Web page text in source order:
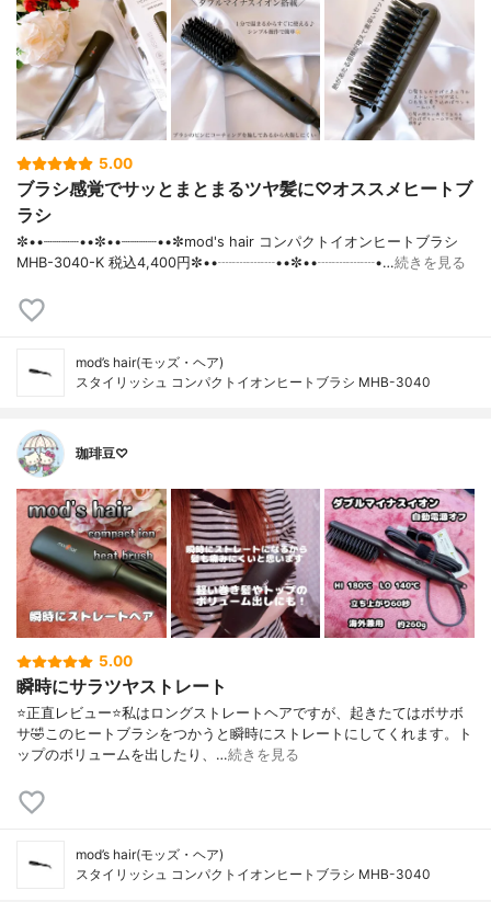
5.00
ブラシ感覚でサッとまとまるツヤ髪に♡オススメヒートブ
ラシ
✼••┈┈┈┈••✼••┈┈┈┈••✼mod's hair コンパクトイオンヒートブラシ
MHB-3040-K 税込4,400円✼••┈┈┈┈••✼••┈┈┈┈•…続きを見る
mod’s hair(モッズ・ヘア)
スタイリッシュ コンパクトイオンヒートブラシ MHB-3040
珈琲豆♡
5.00
瞬時にサラツヤストレート
⭐️正直レビュー⭐️私はロングストレートヘアですが、起きたてはボサボ
サ🤣このヒートブラシをつかうと瞬時にストレートにしてくれます。ト
ップのボリュームを出したり、…続きを見る
mod’s hair(モッズ・ヘア)
スタイリッシュ コンパクトイオンヒートブラシ MHB-3040